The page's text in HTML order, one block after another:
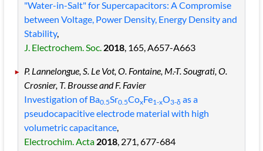
"Water-in-Salt" for Supercapacitors: A Compromise
between Voltage, Power Density, Energy Density and
Stability,
J. Electrochem. Soc.2018, 165, A657-A663
P. Lannelongue, S. Le Vot, O. Fontaine, M.-T. Sougrati, O.
Crosnier, T. Brousse and F. Favier
Investigation of Ba0.5Sr0.5CoxFe1-xO3-δ as a
pseudocapacitive electrode material with high
volumetric capacitance,
Electrochim. Acta2018, 271, 677-684